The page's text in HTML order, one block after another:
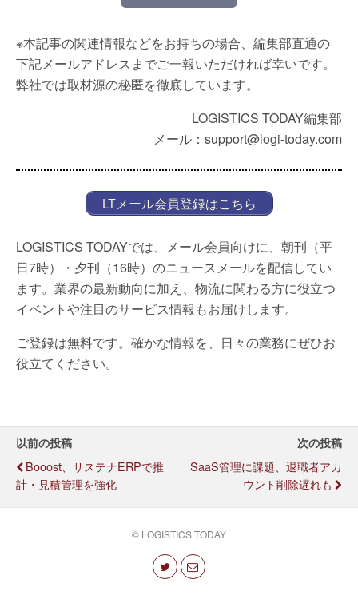
※本記事の関連情報などをお持ちの場合、編集部直通の
下記メールアドレスまでご一報いただければ幸いです。
弊社では取材源の秘匿を徹底しています。
LOGISTICS TODAY編集部
メール：support@logi-today.com
LTメール会員登録はこちら
LOGISTICS TODAYでは、メール会員向けに、朝刊（平
日7時）・夕刊（16時）のニュースメールを配信してい
ます。業界の最新動向に加え、物流に関わる方に役立つ
イベントや注目のサービス情報もお届けします。
ご登録は無料です。確かな情報を、日々の業務にぜひお
役立てください。
以前の投稿
Booost、サステナERPで推
計・見積管理を強化
次の投稿
SaaS管理に課題、退職者アカ
ウント削除遅れも
© LOGISTICS TODAY